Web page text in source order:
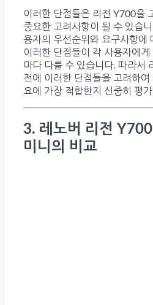
이러한 단점들은 리전 Y700을
중요한 고려사항이 될 수 있습
용자의 우선순위와 요구사항에
이러한 단점들이 각 사용자에
마다 다를 수 있습니다. 따라서
전에 이러한 단점들을 고려하
요에 가장 적합한지 신중히 평
3. 레노버 리전
미니의 비교